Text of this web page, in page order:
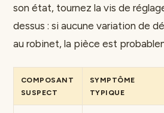
son état, tournez la vis de
dessus : si aucune variation de
au robinet, la pièce est
COMPOSANT
SUSPECT
SYMPTÔME
TYPIQUE